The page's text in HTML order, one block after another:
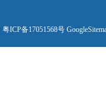
粤ICP备17051568号